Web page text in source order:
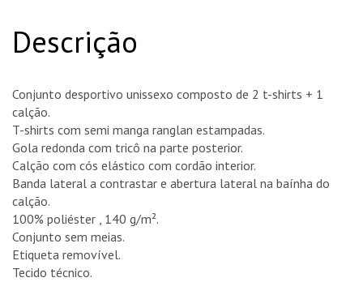
Descrição
Conjunto desportivo unissexo composto de 2 t-shirts + 1
calção.
T-shirts com semi manga ranglan estampadas.
Gola redonda com tricô na parte posterior.
Calção com cós elástico com cordão interior.
Banda lateral a contrastar e abertura lateral na baínha do
calção.
100% poliéster , 140 g/m².
Conjunto sem meias.
Etiqueta removível.
Tecido técnico.